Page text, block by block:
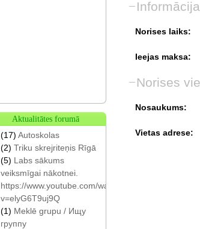
Norises laiks:
Ieejas maksa:
Norises
Nosaukums:
Vietas adrese:
Aktualitātes forumā
(17) Autoskolas
(2) Triku skrejriteņis Rīgā
(5) Labs sākums
veiksmīgai nākotnei.
https://www.youtube.com/watch?
v=elyG6T9uj9Q
(1) Meklē grupu / Ищу
группу